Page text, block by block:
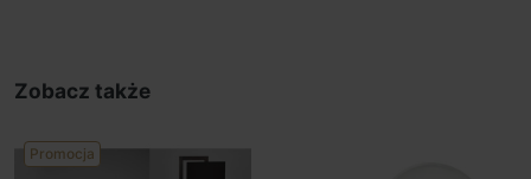
Zobacz także
Promocja